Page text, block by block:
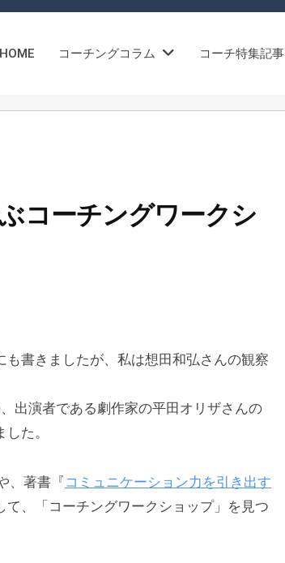
HOME コーチングコラム コーチ特集記事
コーチングワークシ
も書きましたが、私は想田和弘さんの観察
出演者である劇作家の平田オリザさんの
た。
、著書『 コミュニケーション力を引き出す
て、「コーチングワークショップ」を見つ